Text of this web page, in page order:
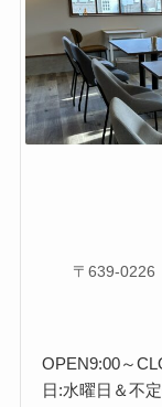
〒639-
OPEN9:00～
日:水曜日＆不